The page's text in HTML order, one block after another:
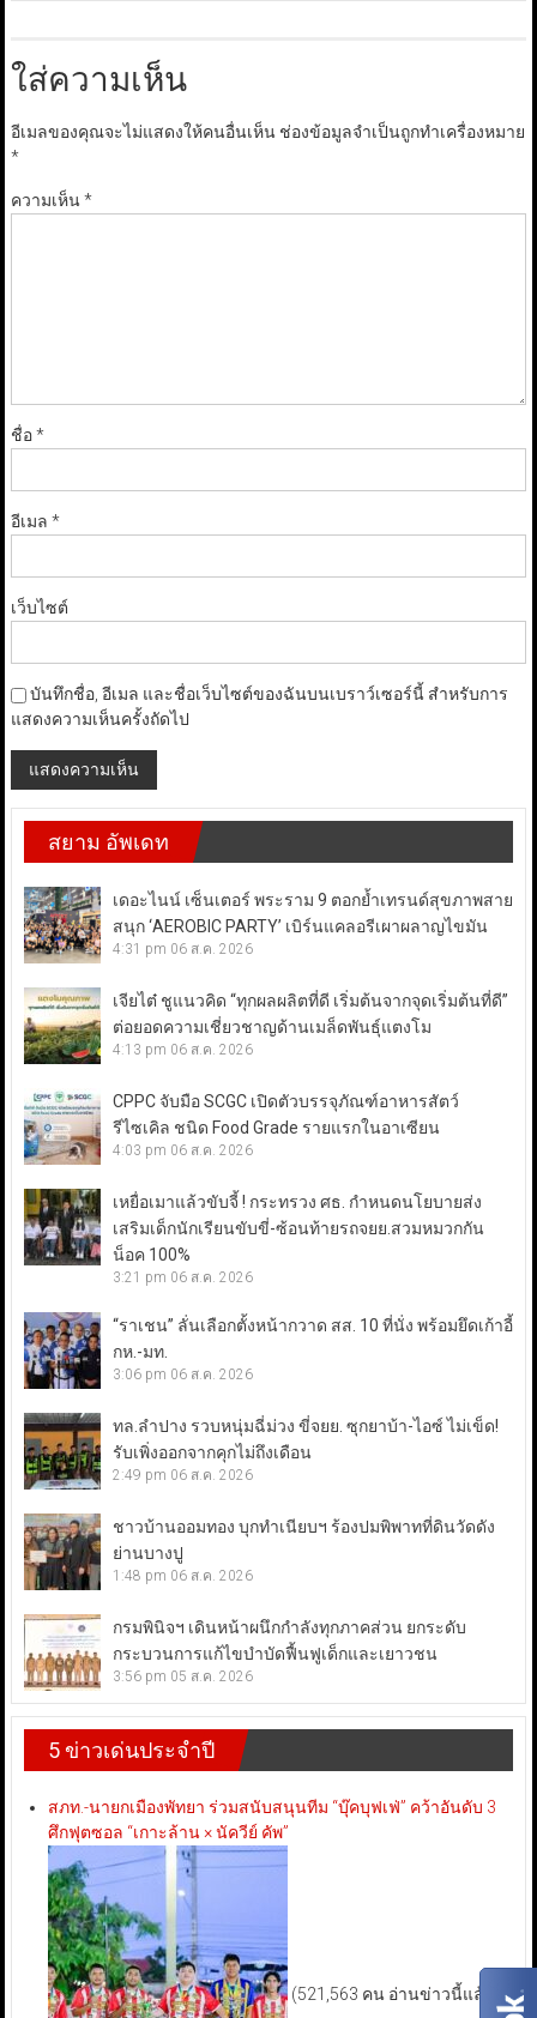
ใส่ความเห็น
อีเมลของคุณจะไม่แสดงให้คนอื่นเห็น ช่องข้อมูลจำเป็นถูกทำเครื่องหมาย
*
ความเห็น*
ชื่อ*
อีเมล *
เว็บไซต์
บันทึกชื่อ, อีเมล และชื่อเว็บไซต์ของฉันบนเบราว์เซอร์นี้ สำหรับการ
แสดงความเห็นครั้งถัดไป
สยาม อัพเดท
เดอะไนน์ เซ็นเตอร์ พระราม 9 ตอกย้ำเทรนด์สุขภาพสาย
สนุก ‘AEROBIC PARTY’ เบิร์นแคลอรีเผาผลาญไขมัน
4:31 pm 06 ส.ค. 2026
เจียไต๋ ชูแนวคิด “ทุกผลผลิตที่ดี เริ่มต้นจากจุดเริ่มต้นที่ดี”
ต่อยอดความเชี่ยวชาญด้านเมล็ดพันธุ์แตงโม
4:13 pm 06 ส.ค. 2026
CPPC จับมือ SCGC เปิดตัวบรรจุภัณฑ์อาหารสัตว์
รีไซเคิล ชนิด Food Grade รายแรกในอาเซียน
4:03 pm 06 ส.ค. 2026
เหยื่อเมาแล้วขับจี้ ! กระทรวง ศธ. กำหนดนโยบายส่ง
เสริมเด็กนักเรียนขับขี่-ซ้อนท้ายรถจยย.สวมหมวกกัน
น็อค 100%
3:21 pm 06 ส.ค. 2026
“ราเชน” ลั่นเลือกตั้งหน้ากวาด สส. 10 ที่นั่ง พร้อมยึดเก้าอี้
กห.-มท.
3:06 pm 06 ส.ค. 2026
ทล.ลำปาง รวบหนุ่มฉี่ม่วง ขี่จยย. ซุกยาบ้า-ไอซ์ ไม่เข็ด!
รับเพิ่งออกจากคุกไม่ถึงเดือน
2:49 pm 06 ส.ค. 2026
ชาวบ้านออมทอง บุกทำเนียบฯ ร้องปมพิพาทที่ดินวัดดัง
ย่านบางปู
1:48 pm 06 ส.ค. 2026
กรมพินิจฯ เดินหน้าผนึกกำลังทุกภาคส่วน ยกระดับ
กระบวนการแก้ไขบำบัดฟื้นฟูเด็กและเยาวชน
3:56 pm 05 ส.ค. 2026
5 ข่าวเด่นประจำปี
สภท.-นายกเมืองพัทยา ร่วมสนับสนุนทีม “บุ๊คบุฟเฟ่” คว้าอันดับ 3
ศึกฟุตซอล “เกาะล้าน × นัควีย์ คัพ”
(521,563 คน อ่านข่าวนี้แล้ว)